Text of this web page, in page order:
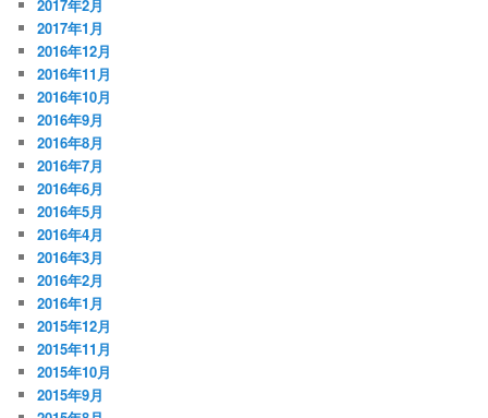
2017年2月
2017年1月
2016年12月
2016年11月
2016年10月
2016年9月
2016年8月
2016年7月
2016年6月
2016年5月
2016年4月
2016年3月
2016年2月
2016年1月
2015年12月
2015年11月
2015年10月
2015年9月